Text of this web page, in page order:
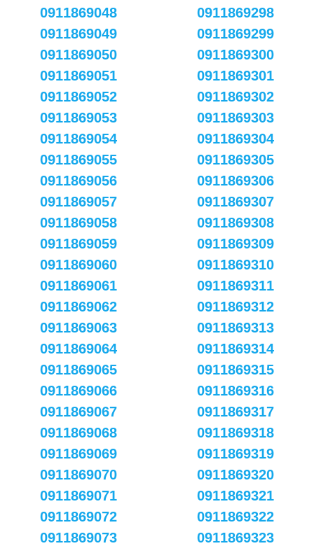
0911869048
0911869049
0911869050
0911869051
0911869052
0911869053
0911869054
0911869055
0911869056
0911869057
0911869058
0911869059
0911869060
0911869061
0911869062
0911869063
0911869064
0911869065
0911869066
0911869067
0911869068
0911869069
0911869070
0911869071
0911869072
0911869073
0911869298
0911869299
0911869300
0911869301
0911869302
0911869303
0911869304
0911869305
0911869306
0911869307
0911869308
0911869309
0911869310
0911869311
0911869312
0911869313
0911869314
0911869315
0911869316
0911869317
0911869318
0911869319
0911869320
0911869321
0911869322
0911869323